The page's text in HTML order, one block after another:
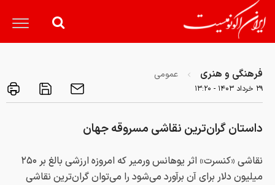
فرهنگی و هنری عمومی
۲۹ خرداد ۱۴۰۳ - ۱۳:۲۰
داستان گران‌ترین نقاشی مسروقه جهان
نقاشی «کنسرت» اثر یوهانس ورمیر که امروزه ارزشی بالغ بر ۲۵۰
میلیون دلار برای آن برآورد می‌شود را می‌توان گران‌ترین نقاشی